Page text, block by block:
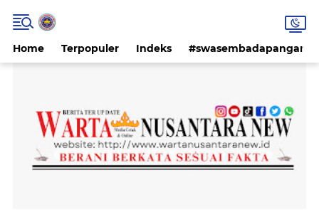
Home Terpopuler Indeks #swasembadapangan